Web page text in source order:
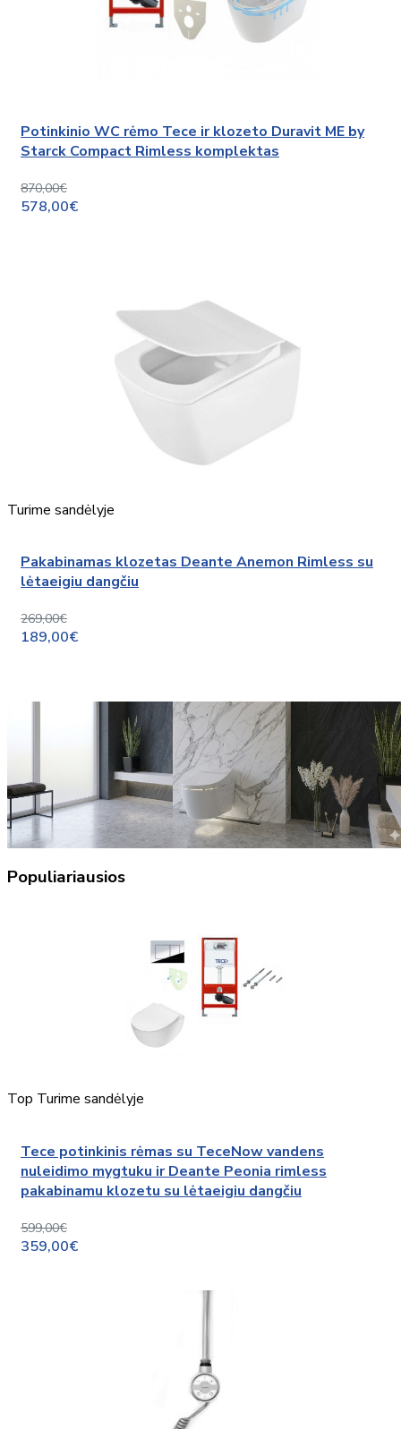
Potinkinio WC rėmo Tece ir klozeto Duravit ME by
Starck Compact Rimless komplektas
870,00€
578,00€
Turime sandėlyje
Pakabinamas klozetas Deante Anemon Rimless su
lėtaeigiu dangčiu
269,00€
189,00€
Populiariausios
Top Turime sandėlyje
Tece potinkinis rėmas su TeceNow vandens
nuleidimo mygtuku ir Deante Peonia rimless
pakabinamu klozetu su lėtaeigiu dangčiu
599,00€
359,00€